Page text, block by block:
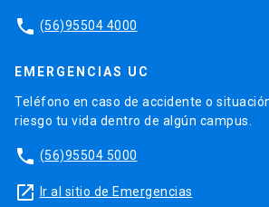
phone (56)95504 4000
EMERGENCIAS UC
Teléfono en caso de accidente o
riesgo tu vida dentro de algún campus.
phone (56)95504 5000
launch Ir al sitio de Emergencias